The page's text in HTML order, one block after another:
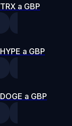
TRX a GBP
HYPE a GBP
DOGE a GBP